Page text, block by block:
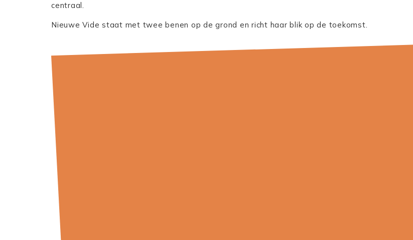
centraal.
Nieuwe Vide staat met twee benen op de grond en richt haar blik op de toekomst.